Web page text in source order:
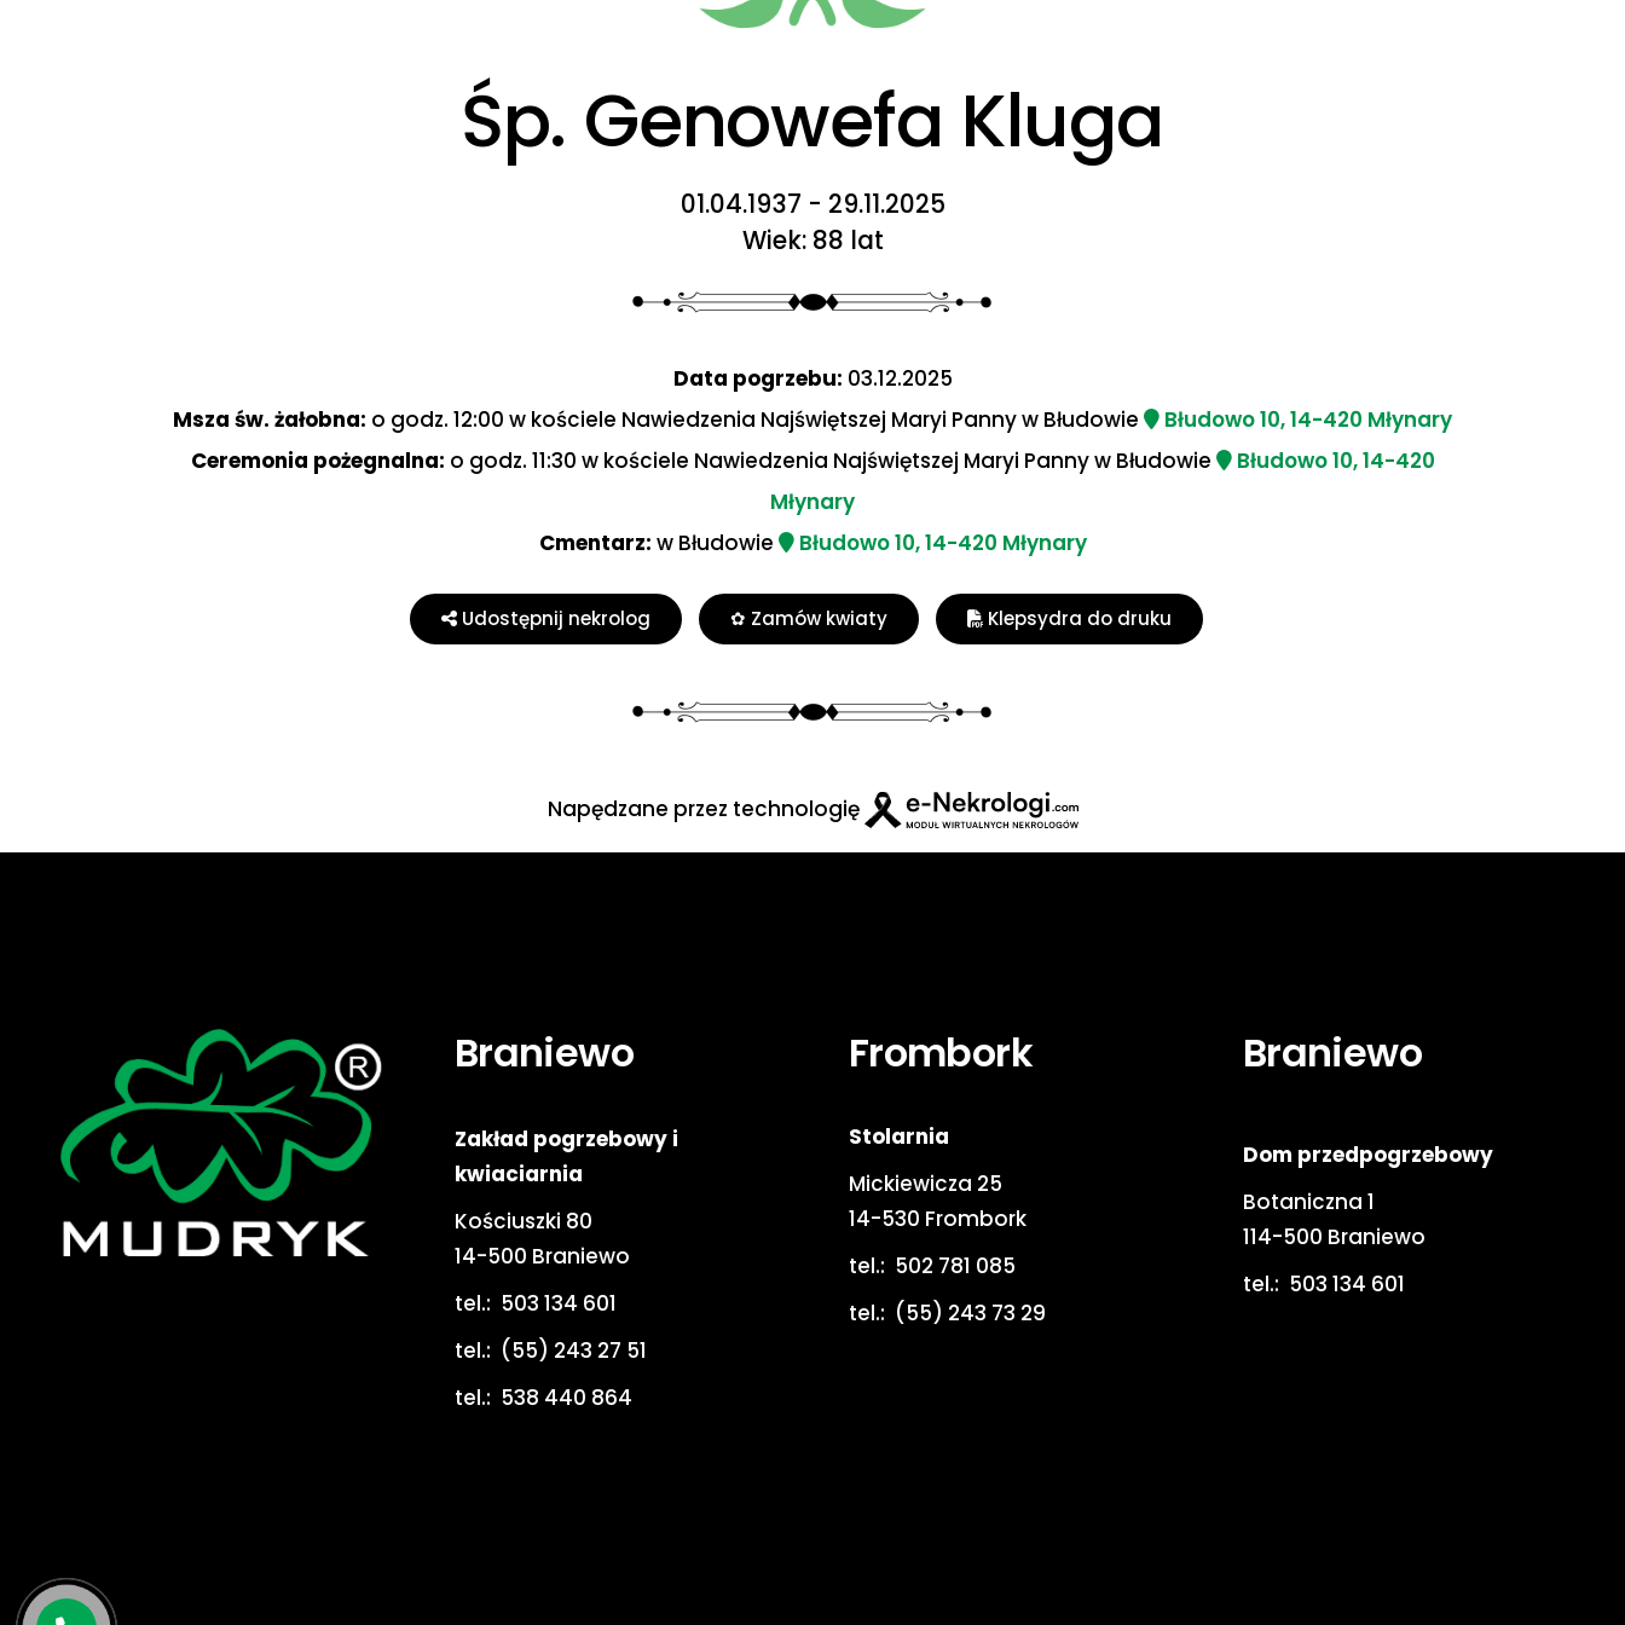
Śp. Genowefa Kluga
01.04.1937 - 29.11.2025
Wiek: 88 lat
Data pogrzebu: 03.12.2025
Msza św. żałobna: o godz. 12:00 w kościele Nawiedzenia Najświętszej Maryi Panny w Błudowie
Błudowo 10, 14-420 Młynary
Ceremonia pożegnalna: o godz. 11:30 w kościele Nawiedzenia Najświętszej Maryi Panny w Błudowie
Błudowo 10, 14-420
Młynary
Cmentarz: w Błudowie Błudowo 10, 14-420 Młynary
Udostępnij nekrolog ✿ Zamów kwiaty Klepsydra do druku
Napędzane przez technologię
Braniewo
Zakład pogrzebowy i
kwiaciarnia
Kościuszki 80
14-500 Braniewo
tel.: 503 134 601
tel.: (55) 243 27 51
tel.: 538 440 864
Frombork
Stolarnia
Mickiewicza 25
14-530 Frombork
tel.: 502 781 085
tel.: (55) 243 73 29
Braniewo
Dom przedpogrzebowy
Botaniczna 1
114-500 Braniewo
tel.: 503 134 601